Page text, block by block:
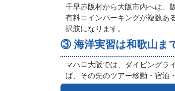
千早赤阪村から大阪市内へは、
有料コインパーキングが複数あ
択肢になります。
③ 海洋実習は和歌山ま
マハロ大阪では、ダイビングラ
ば、その先のツアー移動・宿泊